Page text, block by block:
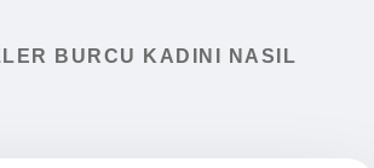
BURCU KADINI NASIL